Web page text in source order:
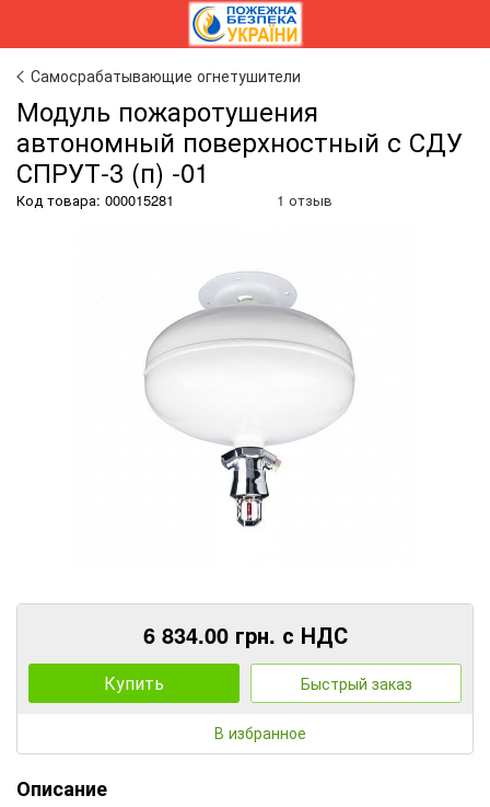
Самосрабатывающие огнетушители
Модуль пожаротушения
автономный поверхностный с СДУ
СПРУТ-3 (п) -01
Код товара: 000015281 1 отзыв
6 834.00 грн. с НДС
Купить Быстрый заказ
В избранное
Описание